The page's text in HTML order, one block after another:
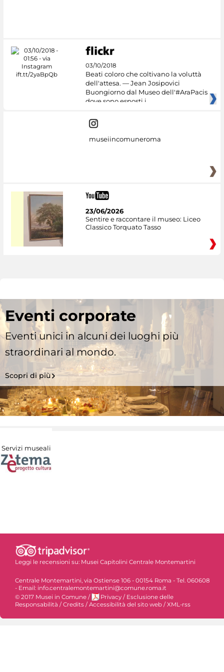
03/10/2018
Beati coloro che coltivano la voluttà
dell'attesa. — Jean Josipovici
Buongiorno dal Museo dell'#AraPacis
dove sono esposti i
museiincomuneroma
23/06/2026
Sentire e raccontare il museo: Liceo
Classico Torquato Tasso
Eventi corporate
Eventi unici in alcuni dei luoghi più
straordinari al mondo.
Scopri di più
Servizi museali
Leggi le recensioni su: Musei Capitolini Centrale Montemartini
Centrale Montemartini, via Ostiense 106 - 00154 Roma - Tel. 060608
- Email: info.centralemontemartini@comune.roma.it
© 2017 Musei in Comune / Privacy / Esclusione delle
Responsabilità / Credits / Accessibilità del sito web / XML-rss